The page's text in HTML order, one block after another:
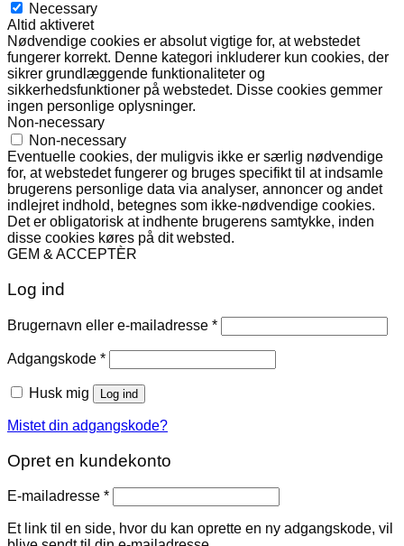
Necessary
Altid aktiveret
Nødvendige cookies er absolut vigtige for, at webstedet
fungerer korrekt. Denne kategori inkluderer kun cookies, der
sikrer grundlæggende funktionaliteter og
sikkerhedsfunktioner på webstedet. Disse cookies gemmer
ingen personlige oplysninger.
Non-necessary
Non-necessary
Eventuelle cookies, der muligvis ikke er særlig nødvendige
for, at webstedet fungerer og bruges specifikt til at indsamle
brugerens personlige data via analyser, annoncer og andet
indlejret indhold, betegnes som ikke-nødvendige cookies.
Det er obligatorisk at indhente brugerens samtykke, inden
disse cookies køres på dit websted.
GEM & ACCEPTÈR
Log ind
Brugernavn eller e-mailadresse *Påkrævet
Adgangskode *Påkrævet
Husk mig Log ind
Mistet din adgangskode?
Opret en kundekonto
E-mailadresse *Påkrævet
Et link til en side, hvor du kan oprette en ny adgangskode, vil